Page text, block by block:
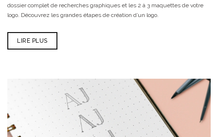
dossier complet de recherches graphiques et les 2 à 3 maquettes de votre
logo. Découvrez les grandes étapes de création d’un logo.
LIRE PLUS